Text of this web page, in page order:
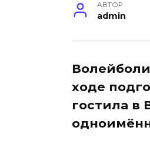
АВТОР
admin
ходе
гостила в